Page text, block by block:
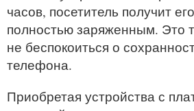
часов, посетитель получит
полностью заряженным. Это
не беспокоиться о
телефона.
Приобретая устройства с